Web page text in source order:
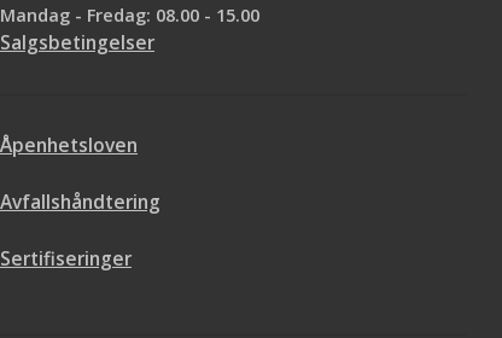
Mandag - Fredag: 08.00 - 15.00
Salgsbetingelser
Åpenhetsloven
Avfallshåndtering
Sertifiseringer